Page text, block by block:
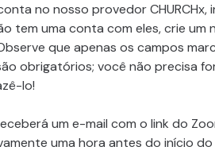
no nosso provedor CHURCHx,
tem uma conta com eles, crie um
que apenas os campos
obrigatórios; você não precisa
lo!
um e-mail com o link do
uma hora antes do início do